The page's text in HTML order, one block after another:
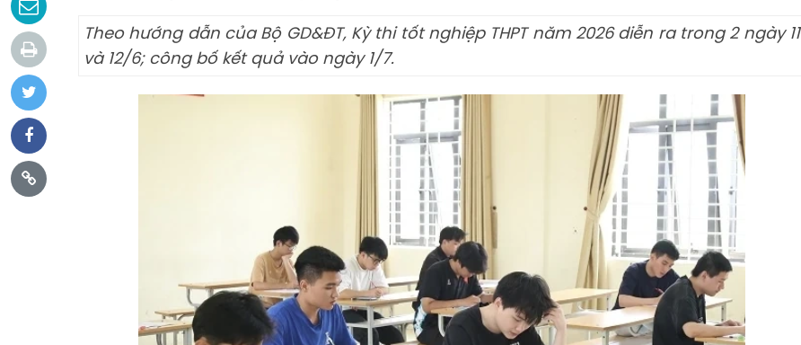
Theo hướng dẫn của Bộ GD&ĐT, Kỳ thi tốt nghiệp THPT năm 2026 diễn ra trong 2 ngày 11
và 12/6; công bố kết quả vào ngày 1/7.